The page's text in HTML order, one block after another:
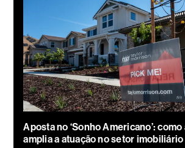
Aposta no ‘Sonho Americano’:
amplia a atuação no setor imobiliário